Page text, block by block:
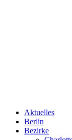
Aktuelles
Berlin
Bezirke